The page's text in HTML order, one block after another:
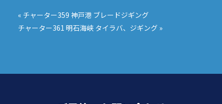
稿
ナ
« チャーター359 神戸港 ブレードジギング
チャーター361 明石海峡 タイラバ、ジギング»